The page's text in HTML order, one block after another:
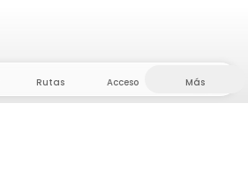
Rutas Acceso Más